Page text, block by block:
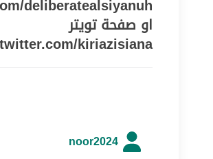
او صفحة تويتر
kiriazisiana
noor2024